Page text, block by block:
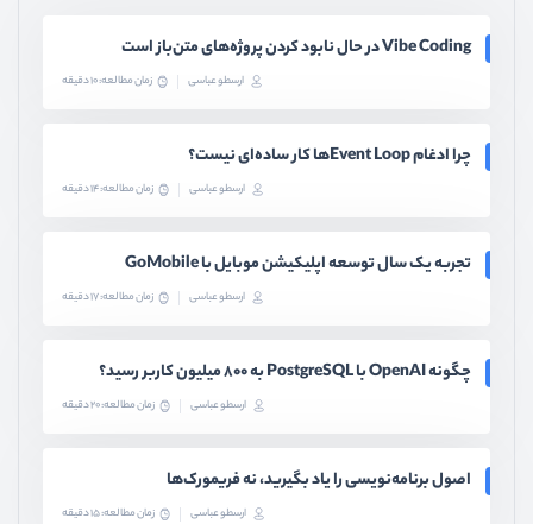
Vibe Coding در حال نابود کردن پروژه‌های متن‌باز است
ارسطو عباسی زمان مطالعه: 10 دقیقه
چرا ادغام Event Loopها کار ساده‌ای نیست؟
ارسطو عباسی زمان مطالعه: 14 دقیقه
تجربه یک سال توسعه اپلیکیشن موبایل با GoMobile
ارسطو عباسی زمان مطالعه: 17 دقیقه
چگونه OpenAI با PostgreSQL به ۸۰۰ میلیون کاربر رسید؟
ارسطو عباسی زمان مطالعه: 20 دقیقه
اصول برنامه‌نویسی را یاد بگیرید، نه فریمورک‌ها
ارسطو عباسی زمان مطالعه: 15 دقیقه